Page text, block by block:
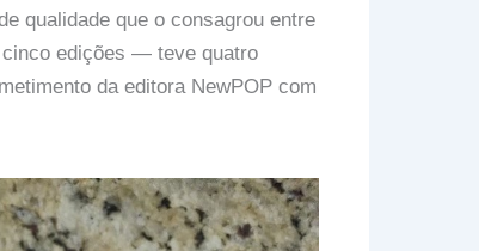
qualidade que o consagrou entre
edições — teve quatro
da editora NewPOP com